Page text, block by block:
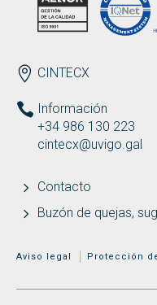
ENDEREZO ES
CINTECX
Información
+34 986 130 223
cintecx@uvigo.gal
Contacto
Buzón de quejas,
MENÚ ADICIONAL
Aviso legal Protección